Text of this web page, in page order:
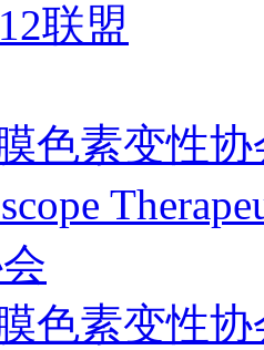
联盟
色素变性协
色素变性协